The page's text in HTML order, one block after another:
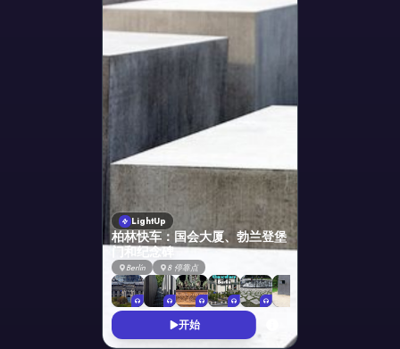
LightUp
柏林快车：国会大厦、勃兰登堡
门和纪念碑
Berlín 8 停靠点
开始